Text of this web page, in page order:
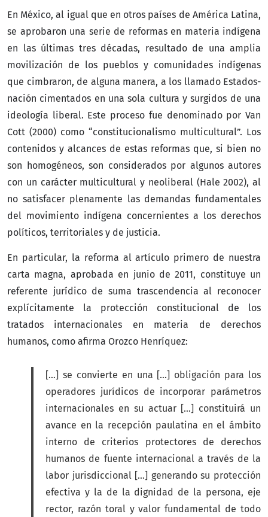
En México, al igual que en otros países de América Latina,
se aprobaron una serie de reformas en materia indígena
en las últimas tres décadas, resultado de una amplia
movilización de los pueblos y comunidades indígenas
que cimbraron, de alguna manera, a los llamado Estados-
nación cimentados en una sola cultura y surgidos de una
ideología liberal. Este proceso fue denominado por Van
Cott (2000) como “constitucionalismo multicultural”. Los
contenidos y alcances de estas reformas que, si bien no
son homogéneos, son considerados por algunos autores
con un carácter multicultural y neoliberal (Hale 2002), al
no satisfacer plenamente las demandas fundamentales
del movimiento indígena concernientes a los derechos
políticos, territoriales y de justicia.
En particular, la reforma al artículo primero de nuestra
carta magna, aprobada en junio de 2011, constituye un
referente jurídico de suma trascendencia al reconocer
explícitamente la protección constitucional de los
tratados internacionales en materia de derechos
humanos, como afirma Orozco Henríquez:
[…] se convierte en una […] obligación para los
operadores jurídicos de incorporar parámetros
internacionales en su actuar […] constituirá un
avance en la recepción paulatina en el ámbito
interno de criterios protectores de derechos
humanos de fuente internacional a través de la
labor jurisdiccional […] generando su protección
efectiva y la de la dignidad de la persona, eje
rector, razón toral y valor fundamental de todo